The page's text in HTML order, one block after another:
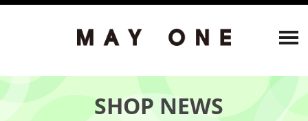
SHOP NEWS